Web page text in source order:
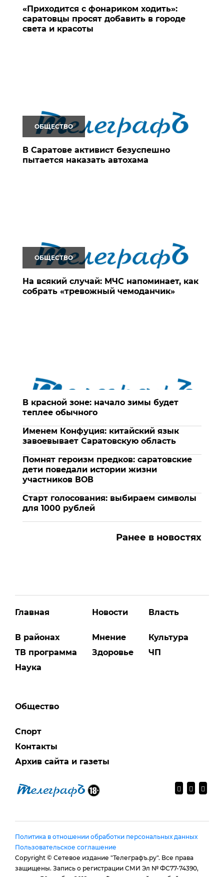
«Приходится с фонариком ходить»:
саратовцы просят добавить в городе
света и красоты
ОБЩЕСТВО
В Саратове активист безуспешно
пытается наказать автохама
ОБЩЕСТВО
На всякий случай: МЧС напоминает, как
собрать «тревожный чемоданчик»
В красной зоне: начало зимы будет
теплее обычного
Именем Конфуция: китайский язык
завоевывает Саратовскую область
Помнят героизм предков: саратовские
дети поведали истории жизни
участников ВОВ
Старт голосования: выбираем символы
для 1000 рублей
Ранее в новостях
Главная
В районах
ТВ программа
Наука
Новости
Мнение
Здоровье
Власть
Культура
ЧП
Общество
Спорт
Контакты
Архив сайта и газеты
Политика в отношении обработки персональных данных
Пользовательское соглашение
Copyright © Сетевое издание "Телеграфъ.ру". Все права
защищены. Запись о регистрации СМИ Эл № ФС77-74390,